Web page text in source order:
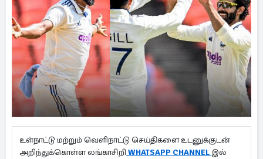
உள்நாட்டு மற்றும் வெளிநாட்டு செய்திகளை உடனுக்குடன்
அறிந்துக்கொள்ள லங்காசிறி WHATSAPP CHANNEL இல்